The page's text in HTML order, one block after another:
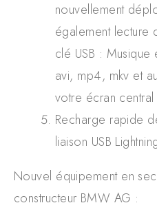
nouvellement
également lecture
clé USB :
avi, mp4, mkv et
votre écran
Recharge rapide
liaison USB
Nouvel équipement en
constructeur BMW AG :